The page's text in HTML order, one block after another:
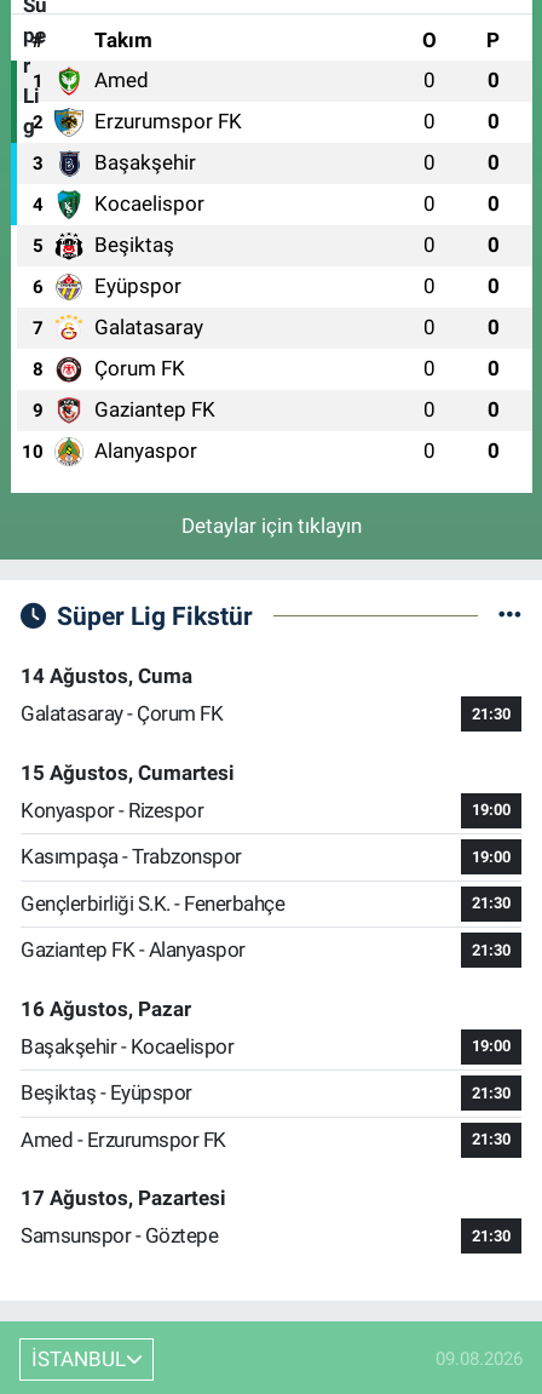
# Takım O P
1 Amed 0 0
2 Erzurumspor FK 0 0
3 Başakşehir 0 0
4 Kocaelispor 0 0
5 Beşiktaş 0 0
6 Eyüpspor 0 0
7 Galatasaray 0 0
8 Çorum FK 0 0
9 Gaziantep FK 0 0
10 Alanyaspor 0 0
Detaylar için tıklayın
Süper Lig Fikstür
14 Ağustos, Cuma
Galatasaray - Çorum FK
21:30
15 Ağustos, Cumartesi
Konyaspor - Rizespor
19:00
Kasımpaşa - Trabzonspor 19:00
Gençlerbirliği S.K. - Fenerbahçe 21:30
Gaziantep FK - Alanyaspor 21:30
16 Ağustos, Pazar
Başakşehir - Kocaelispor
19:00
Beşiktaş - Eyüpspor 21:30
Amed - Erzurumspor FK 21:30
17 Ağustos, Pazartesi
Samsunspor - Göztepe
21:30
İSTANBUL 09.08.2026